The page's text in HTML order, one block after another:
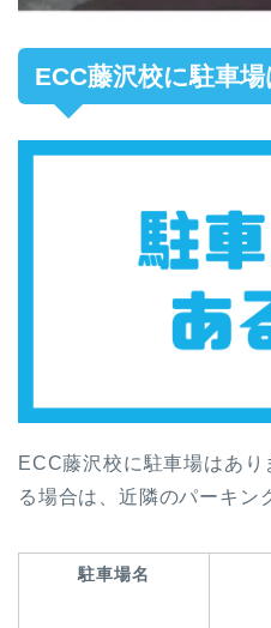
ECC藤沢校に駐車場
ECC藤沢校に駐車場はあ
る場合は、近隣のパーキン
駐車場名